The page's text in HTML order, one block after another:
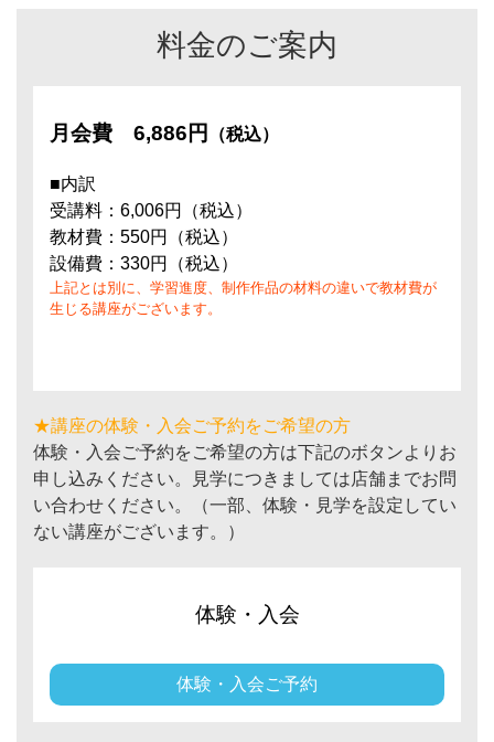
料金のご案内
月会費 6,886円 （税込）
■内訳
受講料：6,006円（税込）
教材費：550円（税込）
設備費：330円（税込）
上記とは別に、学習進度、制作作品の材料の違いで教材費が
生じる講座がございます。
★講座の体験・入会ご予約をご希望の方
体験・入会ご予約をご希望の方は下記のボタンよりお
申し込みください。見学につきましては店舗までお問
い合わせください。（一部、体験・見学を設定してい
ない講座がございます。）
体験・入会
体験・入会ご予約